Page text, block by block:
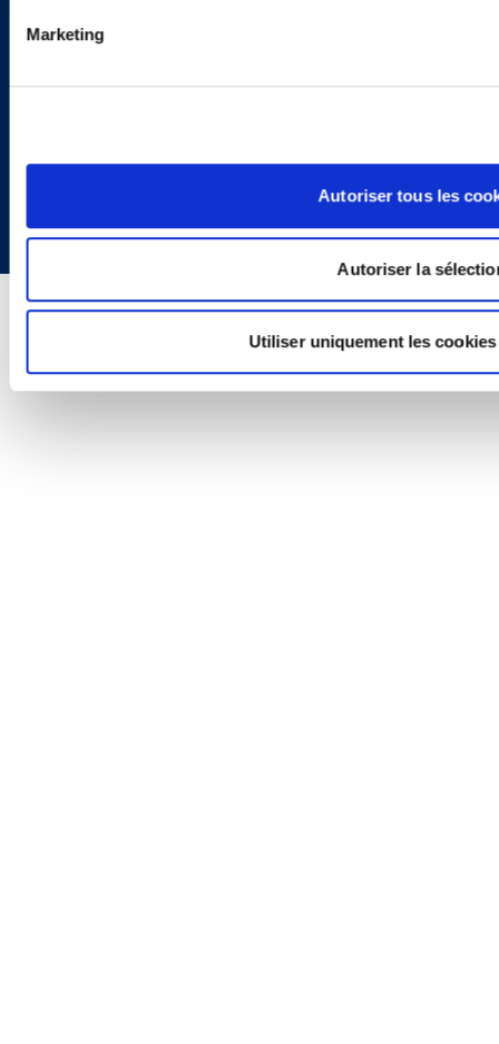
Marketing
Autoriser tous les
Autoriser la
Utiliser uniquement les